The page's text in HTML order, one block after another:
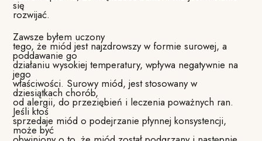
się
rozwijać.
Zawsze byłem uczony
tego, że miód jest najzdrowszy w formie surowej, a
poddawanie go
działaniu wysokiej temperatury, wpływa negatywnie na
jego
właściwości. Surowy miód, jest stosowany w
dziesiątkach chorób,
od alergii, do przeziębień i leczenia poważnych ran.
Jeśli ktoś
sprzedaje miód o podejrzanie płynnej konsystencji,
może być